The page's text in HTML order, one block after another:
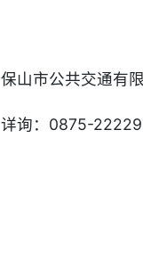
保山市公共交通有
详询：0875-